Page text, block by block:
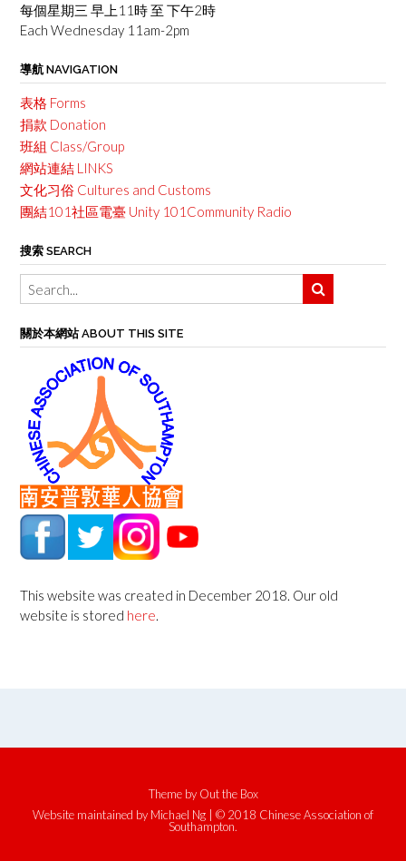
每個星期三 早上11時 至 下午2時
Each Wednesday 11am-2pm
導航 NAVIGATION
表格 Forms
捐款 Donation
班組 Class/Group
網站連結 LINKS
文化习俗 Cultures and Customs
團結101社區電臺 Unity 101Community Radio
搜索 SEARCH
關於本網站 ABOUT THIS SITE
This website was created in December 2018. Our old
website is stored here.
Theme by Out the Box
Website maintained by Michael Ng | © 2018 Chinese Association of
Southampton.